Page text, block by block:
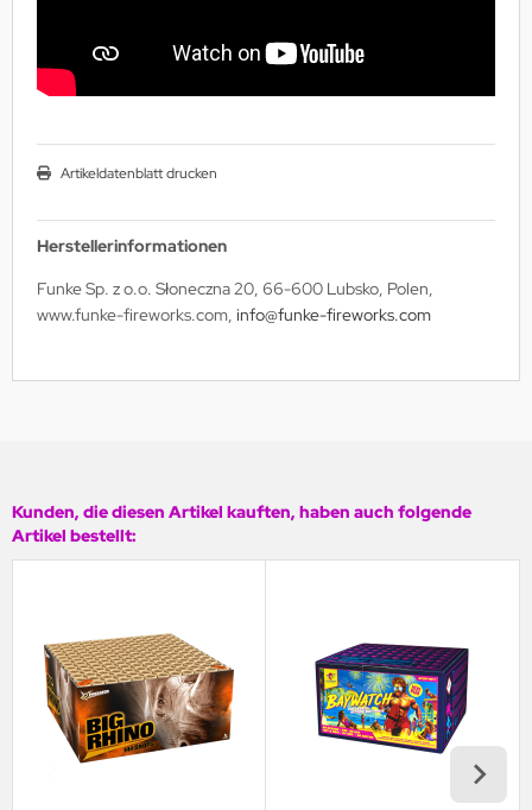
Artikeldatenblatt drucken
Herstellerinformationen
Funke Sp. z o.o. Słoneczna 20, 66-600 Lubsko, Polen,
www.funke-fireworks.com, info@funke-fireworks.com
Kunden, die diesen Artikel kauften, haben auch folgende
Artikel bestellt: